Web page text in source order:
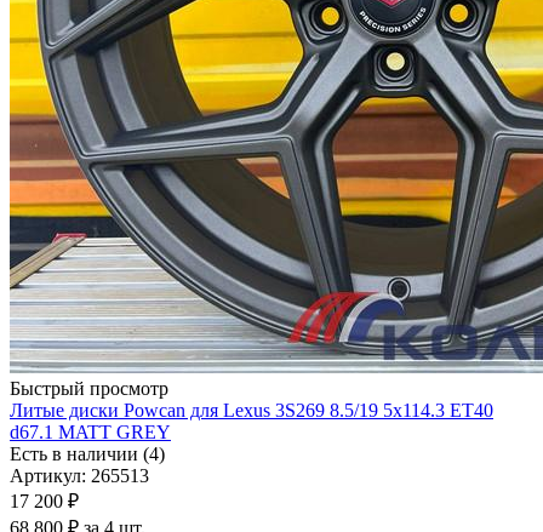
Быстрый просмотр
Литые диски Powcan для Lexus 3S269 8.5/19 5x114.3 ET40
d67.1 MATT GREY
Есть в наличии (4)
Артикул: 265513
17 200 ₽
68 800 ₽ за 4 шт.